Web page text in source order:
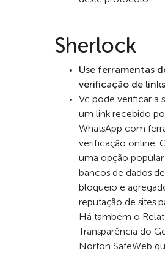
Sherlock
Use ferramentas
verificação de
Vc pode verificar a
um link recebido
WhatsApp com
verificação online.
uma opção popular
bancos de dados
bloqueio e
reputação de sites
Há também o
Transparência do
Norton SafeWeb